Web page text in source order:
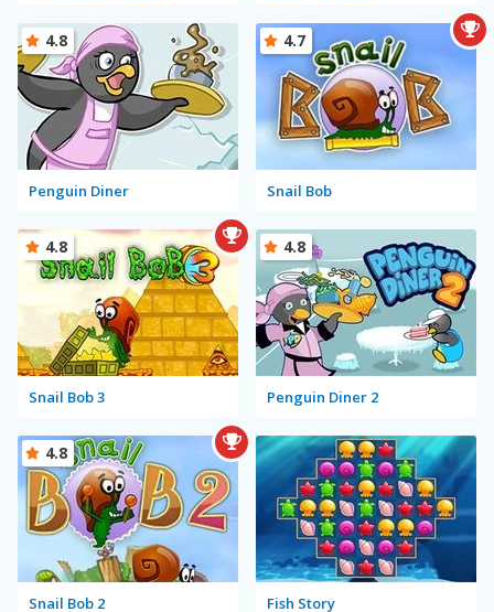
Penguin Diner
4.8
Snail Bob
4.7
Snail Bob 3
4.8
Penguin Diner 2
4.8
Snail Bob 2
4.8
Fish Story